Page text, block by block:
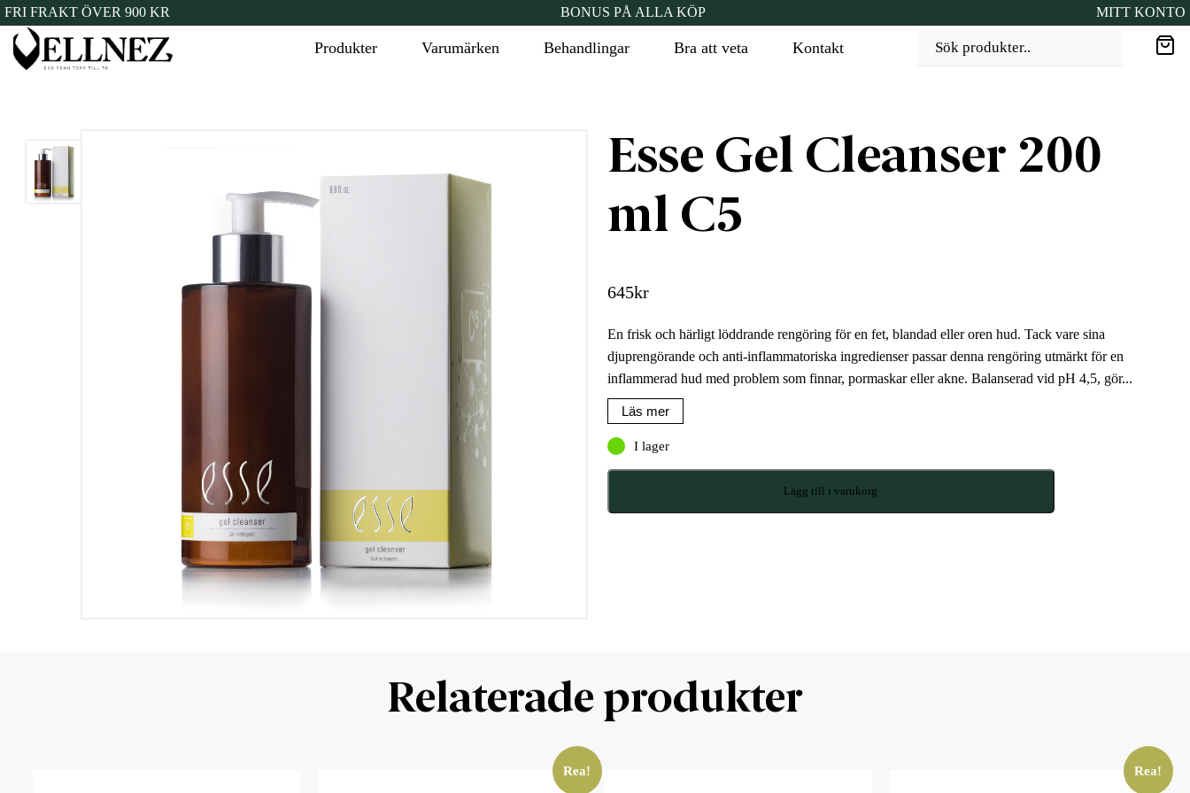
FRI FRAKT ÖVER 900 KR BONUS PÅ ALLA KÖP MITT KONTO
Produkter Varumärken Behandlingar Bra att veta Kontakt Sök produkter..
Esse Gel Cleanser 200
ml C5
645kr
En frisk och härligt löddrande rengöring för en fet, blandad eller oren hud. Tack vare sina
djuprengörande och anti-inflammatoriska ingredienser passar denna rengöring utmärkt för en
inflammerad hud med problem som finnar, pormaskar eller akne. Balanserad vid pH 4,5, gör...
Läs mer
I lager
Lägg till i varukorg
Relaterade produkter
Rea! Rea!